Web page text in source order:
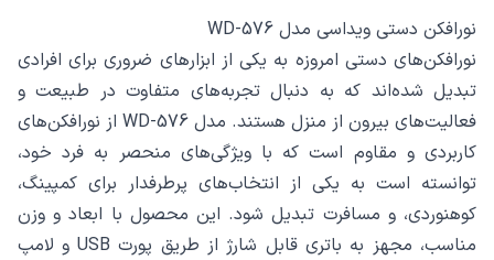
نورافکن دستی ویداسی مدل WD-576
نورافکن‌های دستی امروزه به یکی از ابزارهای ضروری برای افرادی
تبدیل شده‌اند که به دنبال تجربه‌های متفاوت در طبیعت و
فعالیت‌های بیرون از منزل هستند. مدل WD-576 از نورافکن‌های
کاربردی و مقاوم است که با ویژگی‌های منحصر به فرد خود،
توانسته است به یکی از انتخاب‌های پرطرفدار برای کمپینگ،
کوهنوردی، و مسافرت تبدیل شود. این محصول با ابعاد و وزن
مناسب، مجهز به باتری قابل شارژ از طریق پورت USB و لامپ